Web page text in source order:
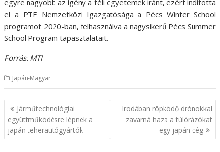
egyre nagyobb az igény a téli egyetemek iránt, ezért indította
el a PTE Nemzetközi Igazgatósága a Pécs Winter School
programot 2020-ban, felhasználva a nagysikerű Pécs Summer
School Program tapasztalatait.
Forrás: MTI
Japán-Magyar
B
e
j
Járműtechnológiai
együttműködésre lépnek a
japán teherautógyártók
Irodában röpködő drónokkal
zavarná haza a túlórázókat
egy japán cég